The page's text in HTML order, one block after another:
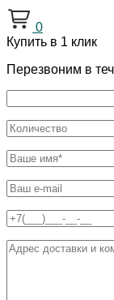
0
Купить в 1 клик
Перезвоним в